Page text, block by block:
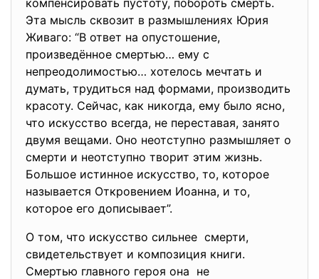
компенсировать пустоту, побороть смерть.
Эта мысль сквозит в размышлениях Юрия
Живаго: “В ответ на опустошение,
произведённое смертью… ему с
непреодолимостью… хотелось мечтать и
думать, трудиться над формами, производить
красоту. Сейчас, как никогда, ему было ясно,
что искусство всегда, не переставая, занято
двумя вещами. Оно неотступно размышляет о
смерти и неотступно творит этим жизнь.
Большое истинное искусство, то, которое
называется Откровением Иоанна, и то,
которое его дописывает”.
О том, что искусство сильнее смерти,
свидетельствует и композиция книги.
Смертью главного героя она не